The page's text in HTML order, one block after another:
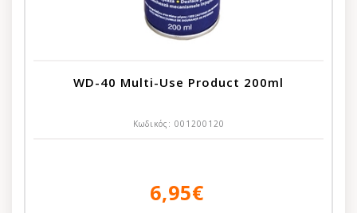
WD-40 Multi-Use Product 200ml
Κωδικός: 001200120
6,95€